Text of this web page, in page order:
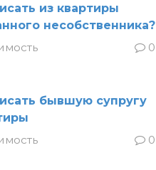
из квартиры
несобственника?
0
бывшую супругу
0